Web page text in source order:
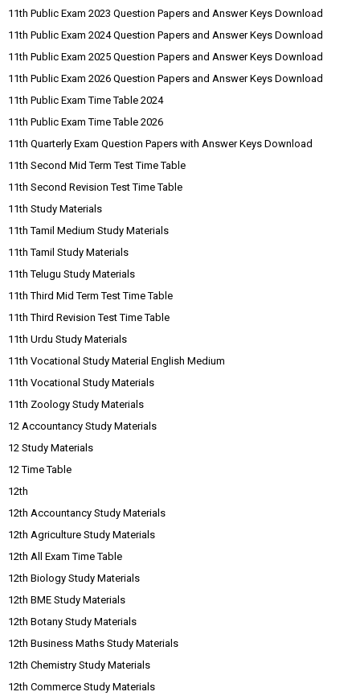
11th Public Exam 2023 Question Papers and Answer Keys Download
11th Public Exam 2024 Question Papers and Answer Keys Download
11th Public Exam 2025 Question Papers and Answer Keys Download
11th Public Exam 2026 Question Papers and Answer Keys Download
11th Public Exam Time Table 2024
11th Public Exam Time Table 2026
11th Quarterly Exam Question Papers with Answer Keys Download
11th Second Mid Term Test Time Table
11th Second Revision Test Time Table
11th Study Materials
11th Tamil Medium Study Materials
11th Tamil Study Materials
11th Telugu Study Materials
11th Third Mid Term Test Time Table
11th Third Revision Test Time Table
11th Urdu Study Materials
11th Vocational Study Material English Medium
11th Vocational Study Materials
11th Zoology Study Materials
12 Accountancy Study Materials
12 Study Materials
12 Time Table
12th
12th Accountancy Study Materials
12th Agriculture Study Materials
12th All Exam Time Table
12th Biology Study Materials
12th BME Study Materials
12th Botany Study Materials
12th Business Maths Study Materials
12th Chemistry Study Materials
12th Commerce Study Materials